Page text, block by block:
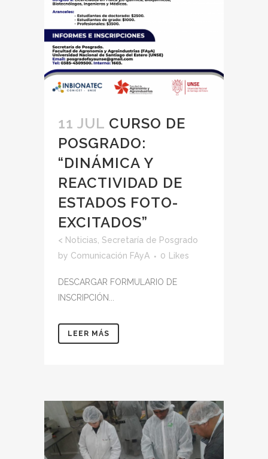
11 JUL CURSO DE
POSGRADO:
“DINÁMICA Y
REACTIVIDAD DE
ESTADOS FOTO-
EXCITADOS”
< Noticias Secretaría de Posgrado
by Comunicación FAyA 0 Likes
DESCARGAR FORMULARIO DE
INSCRIPCIÓN...
LEER MÁS